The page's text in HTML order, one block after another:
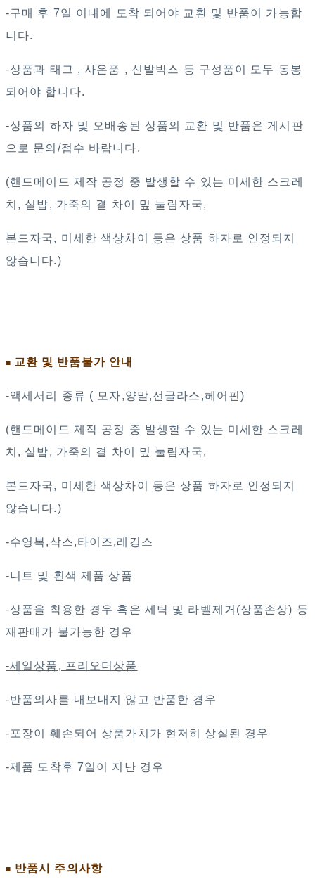
-구매 후 7일 이내에 도착 되어야 교환 및 반품이 가능합
니다.
-상품과 태그 , 사은품 , 신발박스 등 구성품이 모두 동봉
되어야 합니다.
-상품의 하자 및 오배송된 상품의 교환 및 반품은 게시판
으로 문의/접수 바랍니다.
(핸드메이드 제작 공정 중 발생할 수 있는 미세한 스크레
치, 실밥, 가죽의 결 차이 밒 눌림자국,
본드자국, 미세한 색상차이 등은 상품 하자로 인정되지
않습니다.)
■ 교환 및 반품불가 안내
-액세서리 종류 ( 모자,양말,선글라스,헤어핀)
(핸드메이드 제작 공정 중 발생할 수 있는 미세한 스크레
치, 실밥, 가죽의 결 차이 밒 눌림자국,
본드자국, 미세한 색상차이 등은 상품 하자로 인정되지
않습니다.)
-수영복,삭스,타이즈,레깅스
-니트 및 흰색 제품 상품
-상품을 착용한 경우 혹은 세탁 및 라벨제거(상품손상) 등
재판매가 불가능한 경우
-세일상품, 프리오더상품
-반품의사를 내보내지 않고 반품한 경우
-포장이 훼손되어 상품가치가 현저히 상실된 경우
-제품 도착후 7일이 지난 경우
■ 반품시 주의사항